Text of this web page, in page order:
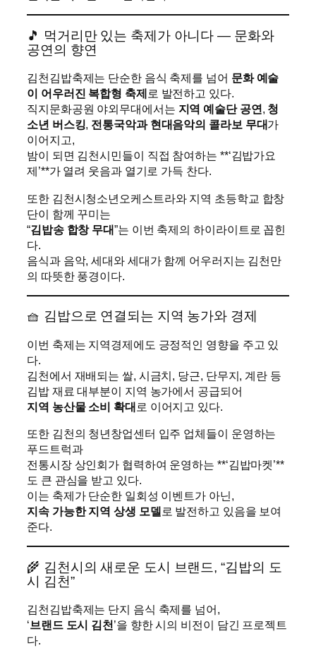
🎵 먹거리만 있는 축제가 아니다 — 문화와
공연의 향연
김천김밥축제는 단순한 음식 축제를 넘어 문화 예술
이 어우러진 복합형 축제 로 발전하고 있다.
직지문화공원 야외무대에서는 지역 예술단 공연 , 청
소년 버스킹, 전통국악과 현대음악의 콜라보 무대가
이어지고,
밤이 되면 김천시민들이 직접 참여하는 **‘김밥가요
제’**가 열려 웃음과 열기로 가득 찬다.
또한 김천시청소년오케스트라와 지역 초등학교 합창
단이 함께 꾸미는
“김밥송 합창 무대”는 이번 축제의 하이라이트로 꼽힌
다.
음식과 음악, 세대와 세대가 함께 어우러지는 김천만
의 따뜻한 풍경이다.
🧺 김밥으로 연결되는 지역 농가와 경제
이번 축제는 지역경제에도 긍정적인 영향을 주고 있
다.
김천에서 재배되는 쌀, 시금치, 당근, 단무지, 계란 등
김밥 재료 대부분이 지역 농가에서 공급되어
지역 농산물 소비 확대 로 이어지고 있다.
또한 김천의 청년창업센터 입주 업체들이 운영하는
푸드트럭과
전통시장 상인회가 협력하여 운영하는 **‘김밥마켓’**
도 큰 관심을 받고 있다.
이는 축제가 단순한 일회성 이벤트가 아닌,
지속 가능한 지역 상생 모델 로 발전하고 있음을 보여
준다.
🌾 김천시의 새로운 도시 브랜드, “김밥의 도
시 김천”
김천김밥축제는 단지 음식 축제를 넘어,
‘브랜드 도시 김천 ’을 향한 시의 비전이 담긴 프로젝트
다.